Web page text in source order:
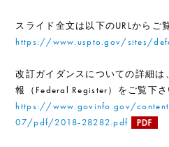
スライド全文は以下のURLからご
https://www.uspto.gov/sites/
改訂ガイダンスについての詳細は
報（Federal Register）をご覧下さ
https://www.govinfo.gov/
07/pdf/2018-28282.pdf